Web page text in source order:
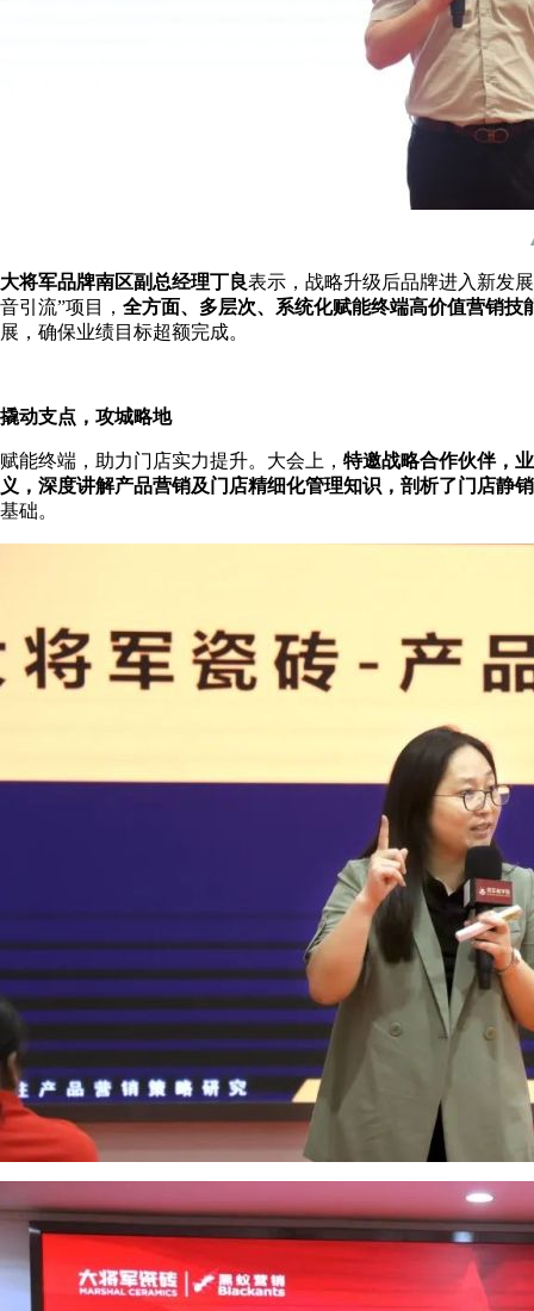
大将军品牌南区副总经理丁良表示，战略升级后品牌进入新发
音引流”项目， 全方面、多层次、系统化赋能终端高价值营销技
展，确保业绩目标超额完成。
撬动支点，攻城略地
赋能终端，助力门店实力提升。大会上， 特邀战略合作伙伴，
义，深度讲解产品营销及门店精细化管理知识，剖析了门店静
基础。